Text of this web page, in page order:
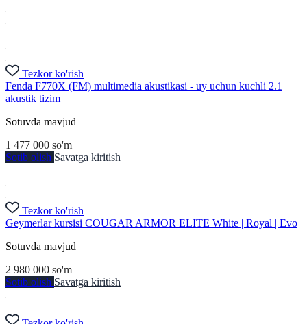
Tezkor ko'rish
Fenda F770X (FM) multimedia akustikasi - uy uchun kuchli 2.1
akustik tizim
Sotuvda mavjud
1 477 000 so'm
Sotib olish Savatga kiritish
Tezkor ko'rish
Geymerlar kursisi COUGAR ARMOR ELITE White | Royal | Evo
Sotuvda mavjud
2 980 000 so'm
Sotib olish Savatga kiritish